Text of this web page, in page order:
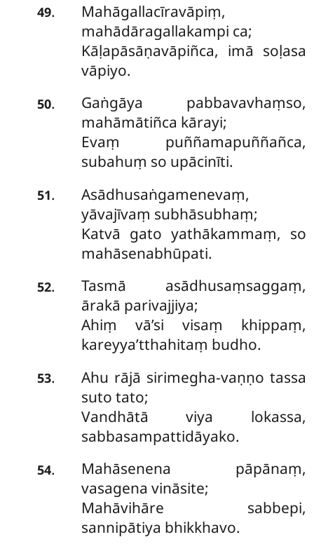
49.
Mahāgallacīravāpiṃ,
mahādāragallakampi ca;
Kāḷapāsāṇavāpiñca, imā soḷasa
vāpiyo.
50.
Gaṅgāya pabbavavhaṃso,
mahāmātiñca kārayi;
Evaṃ puññamapuññañca,
subahuṃ so upācinīti.
51.
Asādhusaṅgamenevaṃ,
yāvajīvaṃ subhāsubhaṃ;
Katvā gato yathākammaṃ, so
mahāsenabhūpati.
52.
Tasmā asādhusaṃsaggaṃ,
ārakā parivajjiya;
Ahiṃ vā’si visaṃ khippaṃ,
kareyya’tthahitaṃ budho.
53.
Ahu rājā sirimegha-vaṇṇo tassa
suto tato;
Vandhātā viya lokassa,
sabbasampattidāyako.
54.
Mahāsenena pāpānaṃ,
vasagena vināsite;
Mahāvihāre sabbepi,
sannipātiya bhikkhavo.